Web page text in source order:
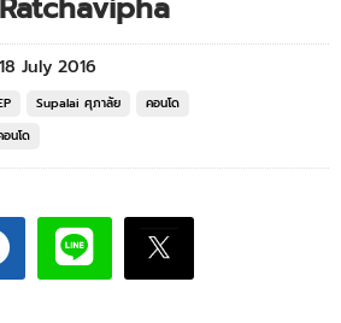
July 2016
Supalai ศุภาลัย
คอนโด
นโด